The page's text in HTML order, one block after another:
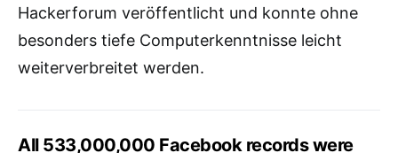
Hackerforum veröffentlicht und konnte ohne
besonders tiefe Computerkenntnisse leicht
weiterverbreitet werden.
All 533,000,000 Facebook records were